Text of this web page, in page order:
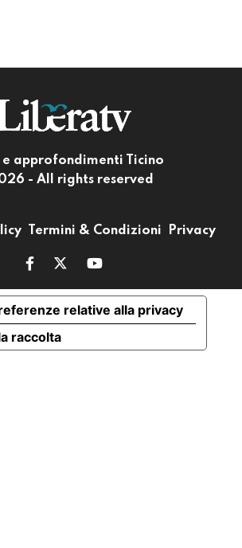
e approfondimenti Ticino
- All rights reserved
Termini & Condizioni Privacy
raccolta
relative alla privacy